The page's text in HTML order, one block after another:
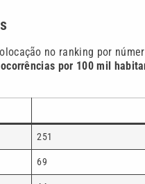
no ranking por
por 100 mil
251
69